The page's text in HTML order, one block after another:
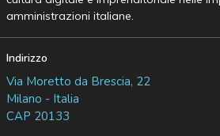
amministrazioni italiane.
Indirizzo
Via Moretto da Brescia, 22
Milano - Italia
CAP 20133